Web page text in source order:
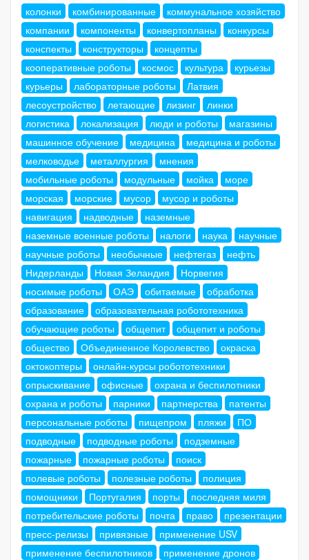
колонки
комбинированные
коммунальное хозяйство
компании
компоненты конвертопланы
конкурсы
конспекты
конструкторы
концепты
кооперативные роботы
космос культура
курьезы
курьеры
лабораторные роботы
Латвия
лесоустройство
летающие лизинг
линки
логистика
локализация люди и роботы
магазины
машинное обучение
медицина
медицина и роботы
мелководье
металлургия
мнения
мобильные роботы
модульные мойка
море
морская
морские мусор
мусор и роботы
навигация
надводные
наземные
наземные военные роботы
налоги наука
научные
научные роботы
необычные нефтегаз
нефть
Нидерланды
Новая Зеландия
Норвегия
носимые роботы
ОАЭ обитаемые
обработка
образование
образовательная робототехника
обучающие роботы
общепит
общепит и роботы
общество
Объединенное Королевство
окраска
октокоптеры
онлайн-курсы робототехники
опрыскивание
офисные
охрана и беспилотники
охрана и роботы
парники партнерства
патенты
персональные роботы
пищепром пляжи
ПО
подводные
подводные роботы
подземные
пожарные
пожарные роботы
поиск
полевые роботы
полезные роботы
полиция
помощники
Португалия порты
последняя миля
потребительские роботы
почта право
презентации
пресс-релизы
привязные
применение USV
применение беспилотников
применение дронов